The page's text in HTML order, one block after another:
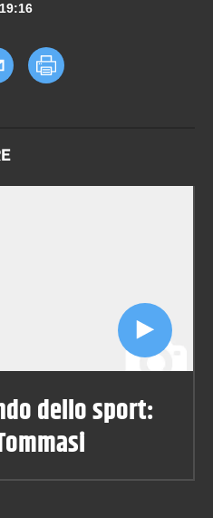
dello sport: